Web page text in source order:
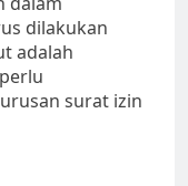
dilakukan
adalah
surat izin